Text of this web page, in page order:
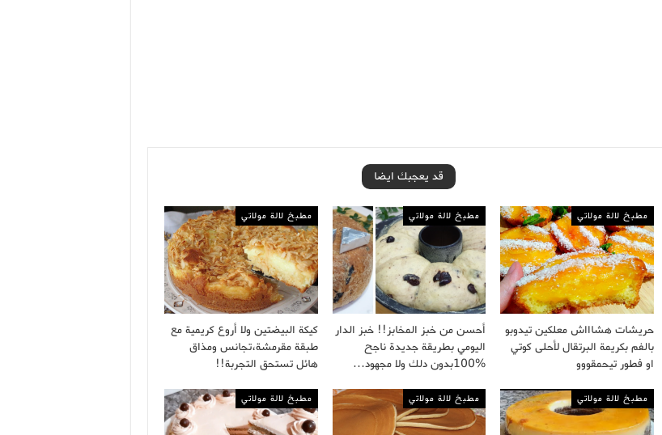
قد يعجبك ايضا
مطبخ لالة مولاتي
حريشات هشاااش معلكين تيدوبو
بالفم بكريمة البرتقال لأحلى كوتي
او فطور تيحمقووو
مطبخ لالة مولاتي
أحسن من خبز المخابز!! خبز الدار
اليومي بطريقة جديدة ناجح
%100بدون دلك ولا مجهود…
مطبخ لالة مولاتي
كيكة البيضتين ولا أروع كريمية مع
طبقة مقرمشة،تجانس ومذاق
هائل تستحق التجربة!!
مطبخ لالة مولاتي مطبخ لالة مولاتي مطبخ لالة مولاتي